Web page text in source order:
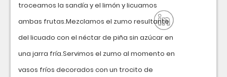
troceamos la sandía y el limón y licuamos
ambas frutas.Mezclamos el zumo resultante
del licuado con el néctar de piña sin azúcar en
una jarra fría.Servimos el zumo al momento en
vasos fríos decorados con un trocito de